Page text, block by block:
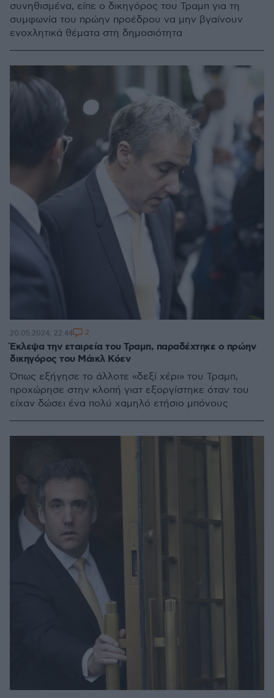
συνηθισμένα, είπε ο δικηγόρος του Τραμπ για τη
συμφωνία του πρώην προέδρου να μην βγαίνουν
ενοχλητικά θέματα στη δημοσιότητα
Έκλεψα την εταιρεία του Τραμπ, παραδέχτηκε ο πρώην
δικηγόρος του Μάικλ Κόεν
Όπως εξήγησε το άλλοτε «δεξί χέρι» του Τραμπ,
προχώρησε στην κλοπή γιατ εξοργίστηκε όταν του
είχαν δώσει ένα πολύ χαμηλό ετήσιο μπόνους
20.05.2024, 22:44 2